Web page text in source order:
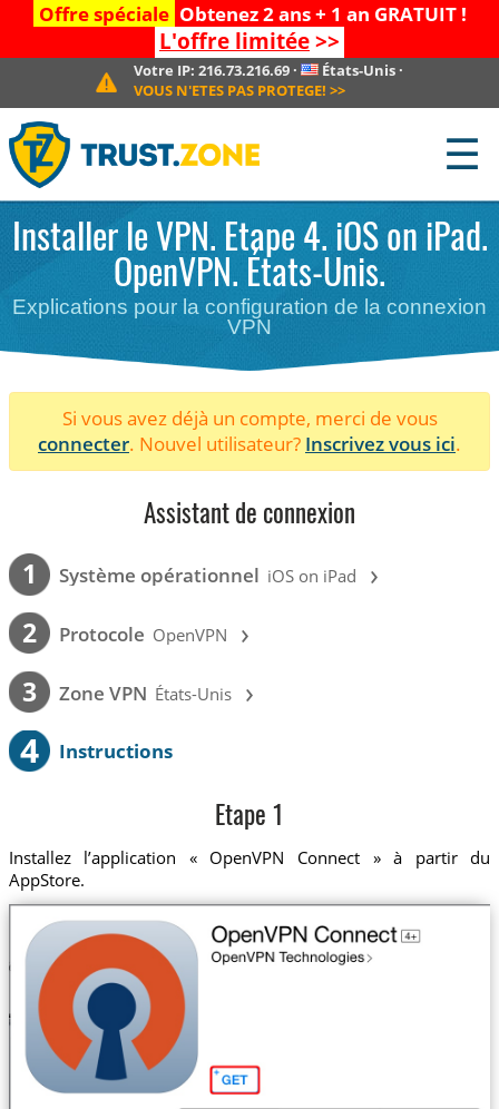
Offre spéciale Obtenez 2 ans + 1 an GRATUIT !
L'offre limitée>>
Votre IP:216.73.216.69 · États-Unis·
VOUS N'ETES PAS PROTEGE! >>
☰
Installer le VPN. Etape 4. iOS on iPad.
OpenVPN. États-Unis.
Explications pour la configuration de la connexion
VPN
Si vous avez déjà un compte, merci de vous
connecter. Nouvel utilisateur? Inscrivez vous ici.
Assistant de connexion
1 Système opérationnel iOS on iPad ›
2 Protocole OpenVPN ›
3 Zone VPN États-Unis ›
4 Instructions
Etape 1
Installez l’application « OpenVPN Connect » à partir du
AppStore.